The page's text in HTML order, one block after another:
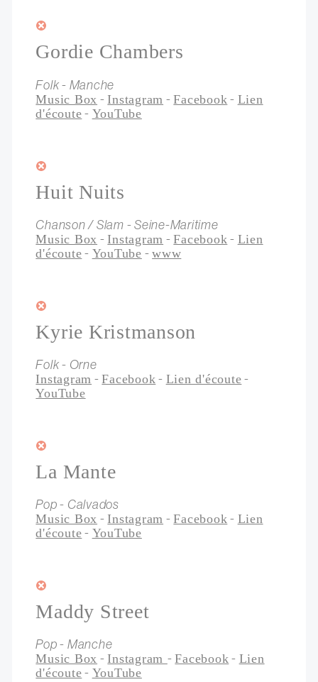
Gordie Chambers
Folk - Manche
Music Box - Instagram -Facebook - Lien
d'écoute - YouTube
Huit Nuits
Chanson / Slam - Seine-Maritime
Music Box - Instagram -Facebook - Lien
d'écoute - YouTube -www
Kyrie Kristmanson
Folk - Orne
Instagram -Facebook - Lien d'écoute -
YouTube
La Mante
Pop - Calvados
Music Box - Instagram -Facebook - Lien
d'écoute - YouTube
Maddy Street
Pop - Manche
Music Box - Instagram -Facebook - Lien
d'écoute - YouTube